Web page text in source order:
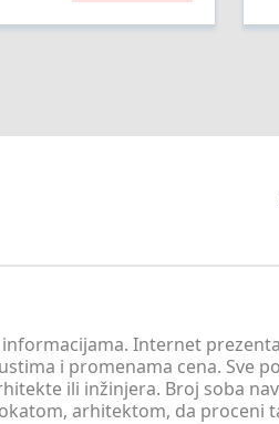
Internet
i promenama cena. Sve
ili inžinjera. Broj soba
arhitektom, da proceni